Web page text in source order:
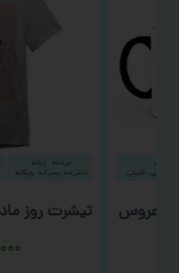
‘ عروس تیشرت روز مادر